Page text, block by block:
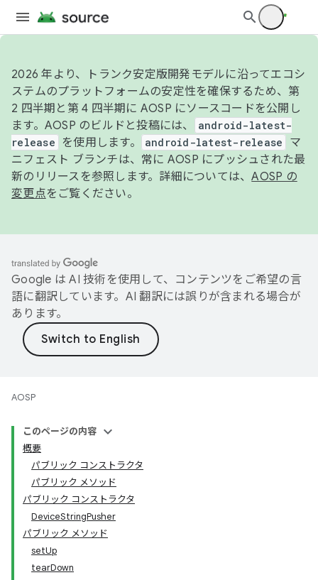
2026 年より、トランク安定版開発モデルに沿ってエコシ
ステムのプラットフォームの安定性を確保するため、第
2 四半期と第 4 四半期に AOSP にソースコードを公開し
ます。AOSP のビルドと投稿には、
android-latest-
release
を使用します。 android-latest-release
マ
ニフェスト ブランチは、常に AOSP にプッシュされた最
新のリリースを参照します。詳細については、AOSP の
変更点をご覧ください。
Google は AI 技術を使用して、コンテンツをご希望の言
語に翻訳しています。AI 翻訳には誤りが含まれる場合が
あります。
AOSP
このページの内容
概要
パブリック コンストラクタ
パブリック メソッド
パブリック コンストラクタ
DeviceStringPusher
パブリック メソッド
setUp
tearDown